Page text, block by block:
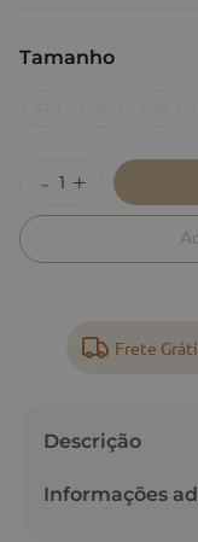
Tamanho
Frete
Descrição
Informações